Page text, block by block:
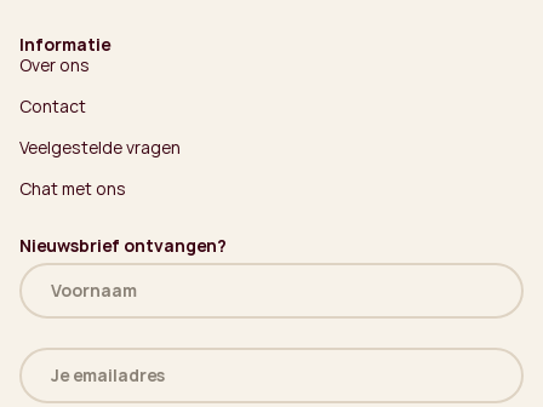
Informatie
Over ons
Contact
Veelgestelde vragen
Chat met ons
Nieuwsbrief ontvangen?
Naam
(Vereist)
E-
mailadres
(Vereist)